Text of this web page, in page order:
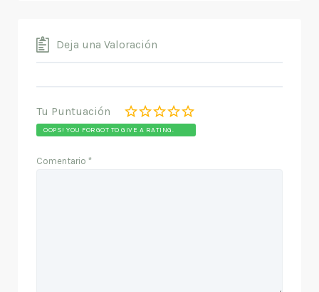
Deja una Valoración
Tu Puntuación
OOPS! YOU FORGOT TO GIVE A RATING.
Comentario *